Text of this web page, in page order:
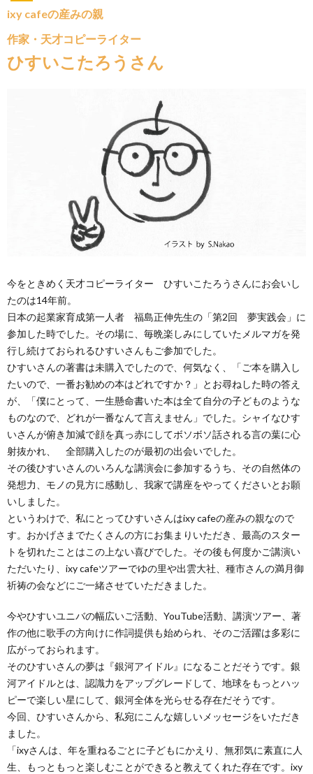
ixy cafeの産みの親
作家・天才コピーライター
ひすいこたろうさん
今をときめく天才コピーライター ひすいこたろうさんにお会いし
たのは14年前。
日本の起業家育成第一人者 福島正伸先生の「第2回 夢実践会」に
参加した時でした。その場に、毎晩楽しみにしていたメルマガを発
行し続けておられるひすいさんもご参加でした。
ひすいさんの著書は未購入でしたので、何気なく、「ご本を購入し
たいので、一番お勧めの本はどれですか？」とお尋ねした時の答え
が、「僕にとって、一生懸命書いた本は全て自分の子どものような
ものなので、どれが一番なんて言えません」でした。シャイなひす
いさんが俯き加減で顔を真っ赤にしてボソボソ話される言の葉に心
射抜かれ、 全部購入したのが最初の出会いでした。
その後ひすいさんのいろんな講演会に参加するうち、その自然体の
発想力、モノの見方に感動し、我家で講座をやってくださいとお願
いしました。
というわけで、私にとってひすいさんはixy cafeの産みの親なので
す。おかげさまでたくさんの方にお集まりいただき、最高のスター
トを切れたことはこの上ない喜びでした。その後も何度かご講演い
ただいたり、ixy cafeツアーでゆの里や出雲大社、種市さんの満月御
祈祷の会などにご一緒させていただきました。
今やひすいユニバの幅広いご活動、YouTube活動、講演ツアー、著
作の他に歌手の方向けに作詞提供も始められ、そのご活躍は多彩に
広がっておられます。
そのひすいさんの夢は『銀河アイドル』になることだそうです。銀
河アイドルとは、認識力をアップグレードして、地球をもっとハッ
ピーで楽しい星にして、銀河全体を光らせる存在だそうです。
今回、ひすいさんから、私宛にこんな嬉しいメッセージをいただき
ました。
「ixyさんは、年を重ねるごとに子どもにかえり、無邪気に素直に人
生、もっともっと楽しむことができると教えてくれた存在です。ixy